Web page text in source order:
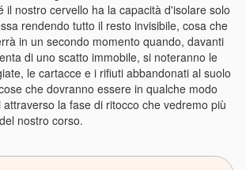
il nostro cervello ha la capacità d'isolare solo
rendendo tutto il resto invisibile, cosa che
in un secondo momento quando, davanti
di uno scatto immobile, si noteranno le
le cartacce e i rifiuti abbandonati al suolo
che dovranno essere in qualche modo
la fase di ritocco che vedremo più
nostro corso.